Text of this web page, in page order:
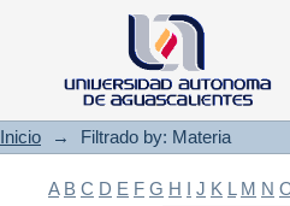
Filtrado by:
Inicio → Filtrado by: Materia
A B C D E F G H I J K L M N